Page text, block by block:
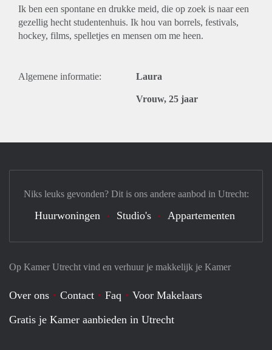
Ik ben een spontane en drukke meid, die op zoek is naar een
gezellig hecht studentenhuis. Ik hou van borrels, festivals,
hockey, films, spelletjes en mensen om me heen.
Algemene informatie: Laura
Vrouw, 25 jaar
Op Kamer Utrecht vind en verhuur je makkelijk je Kamer
Over ons Contact Faq
Voor Makelaars
Gratis je Kamer aanbieden in Utrecht
Niks leuks gevonden? Dit is ons andere aanbod in Utrecht:
Huurwoningen Studio's Appartementen